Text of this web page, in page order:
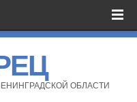
ОБЛАСТИ